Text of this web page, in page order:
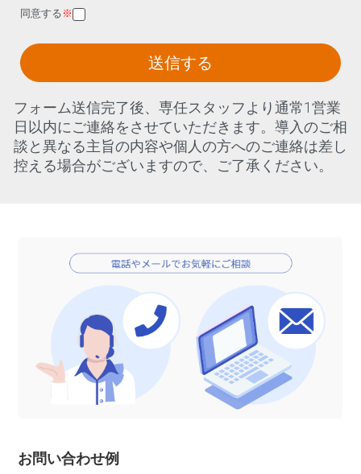
同意する ※
送信する
フォーム送信完了後、専任スタッフより通常1営業
日以内にご連絡をさせていただきます。導入のご相
談と異なる主旨の内容や個人の方へのご連絡は差し
控える場合がございますので、ご了承ください。
お問い合わせ例